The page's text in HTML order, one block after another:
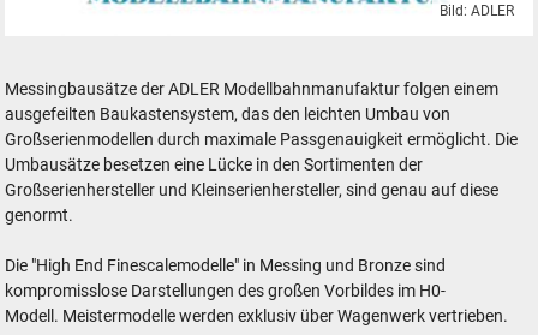
Bild: ADLER
Messingbausätze der ADLER Modellbahnmanufaktur folgen einem
ausgefeilten Baukastensystem, das den leichten Umbau von
Großserienmodellen durch maximale Passgenauigkeit ermöglicht. Die
Umbausätze besetzen eine Lücke in den Sortimenten der
Großserienhersteller und Kleinserienhersteller, sind genau auf diese
genormt.
Die "High End Finescalemodelle" in Messing und Bronze sind
kompromisslose Darstellungen des großen Vorbildes im H0-
Modell. Meistermodelle werden exklusiv über Wagenwerk vertrieben.